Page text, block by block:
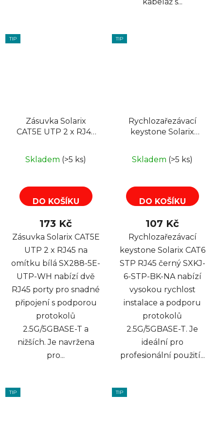
kabeláž s...
TIP
Zásuvka Solarix
CAT5E UTP 2 x RJ45
Skladem (>5 ks)
DO KOŠÍKU
173 Kč
Zásuvka Solarix CAT5E
UTP 2 x RJ45 na
omítku bílá SX288-5E-
UTP-WH nabízí dvě
RJ45 porty pro snadné
připojení s podporou
protokolů
2.5G/5GBASE-T a
nižších. Je navržena
pro...
TIP
Rychlozařezávací
keystone Solarix
Skladem (>5 ks)
DO KOŠÍKU
107 Kč
Rychlozařezávací
keystone Solarix CAT6
STP RJ45 černý SXKJ-
6-STP-BK-NA nabízí
vysokou rychlost
instalace a podporu
protokolů
2.5G/5GBASE-T. Je
ideální pro
profesionální použití...
TIP TIP